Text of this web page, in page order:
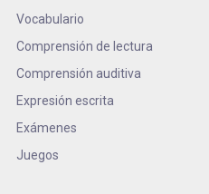
Vocabulario
Comprensión de lectura
Comprensión auditiva
Expresión escrita
Exámenes
Juegos